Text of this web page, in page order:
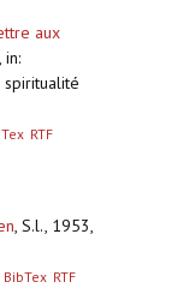
aux
, in:
spiritualité
RTF
, S.l., 1953,
BibTex RTF